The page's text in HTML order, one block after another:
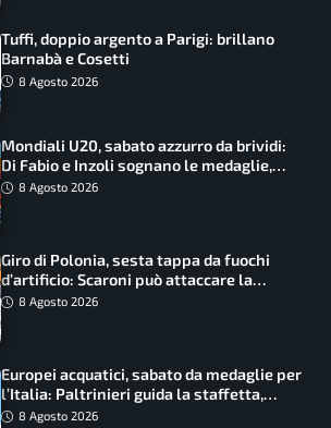
Tuffi, doppio argento a Parigi: brillano
Barnabà e Cosetti
8 Agosto 2026
Mondiali U20, sabato azzurro da brividi:
Di Fabio e Inzoli sognano le medaglie,
Castellani e Succo in finale
8 Agosto 2026
Giro di Polonia, sesta tappa da fuochi
d’artificio: Scaroni può attaccare la
maglia di Lemmen
8 Agosto 2026
Europei acquatici, sabato da medaglie per
l’Italia: Paltrinieri guida la staffetta,
Barnabà sogna l’oro dalle grandi altezze
8 Agosto 2026